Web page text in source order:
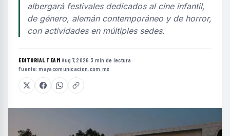
albergará festivales dedicados al cine infantil,
de género, alemán contemporáneo y de horror,
con actividades en múltiples sedes.
EDITORIAL TEAM·Aug 7, 2026 ·3 min de lectura ·
Fuente:mayacomunicacion.com.mx